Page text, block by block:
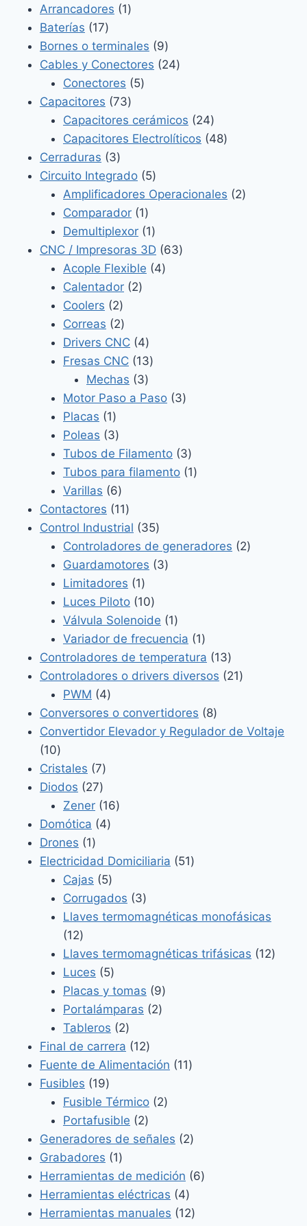
productos
Arrancadores 11
Baterías 1717
productos
Bornes o terminales 99
productos
Cables y Conectores 2424
Conectores 55
Capacitores 7373
productos
Capacitores cerámicos 2424
productos
Capacitores Electrolíticos 4848
Cerraduras 33
productos
Circuito Integrado 55
productos
Amplificadores Operacionales 22
Comparador 11
producto
Demultiplexor 11
producto
CNC / Impresoras 3D 6363
Acople Flexible 44
Calentador 22
Coolers 22
productos
Correas 22
productos
Drivers CNC 44
productos
Fresas CNC 1313
Mechas 33
productos
Motor Paso a Paso 33
Placas 11
producto
Poleas 33
productos
Tubos de Filamento 33
productos
Tubos para filamento 11
Varillas 66
productos
Contactores 1111
productos
Control Industrial 3535
productos
Controladores de generadores 22
Guardamotores 33
Limitadores 11
producto
Luces Piloto 1010
productos
Válvula Solenoide 11
producto
Variador de frecuencia 11
producto
Controladores de temperatura 1313
productos
Controladores o drivers diversos 2121
PWM 44
productos
Conversores o convertidores 88
productos
Convertidor Elevador y Regulador de Voltaje
1010
productos
Cristales 77
productos
Diodos 2727
productos
Zener 1616
Domótica 44
Drones 11
producto
Electricidad Domiciliaria 5151
Cajas 55
productos
Corrugados 33
productos
Llaves termomagnéticas monofásicas
1212
productos
Llaves termomagnéticas trifásicas 1212
Luces 55
productos
Placas y tomas 99
productos
Portalámparas 22
Tableros 22
productos
Final de carrera 1212
productos
Fuente de Alimentación 1111
Fusibles 1919
productos
Fusible Térmico 22
Portafusible 22
productos
Generadores de señales 22
Grabadores 11
producto
Herramientas de medición 66
Herramientas eléctricas 44
productos
Herramientas manuales 1212